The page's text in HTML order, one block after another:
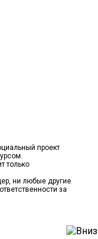
проект
только
ни любые другие
за